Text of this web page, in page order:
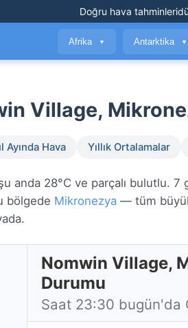
Doğru hava tahminleri
Afrika ▼ Antarktika ▼
Village,
Ayında Hava Yıllık Ortalamalar
anda 28°C ve parçalı bulutlu.
bölgede Mikronezya — tüm
Nomwin Village,
Durumu
Saat 23:30 bugün'da